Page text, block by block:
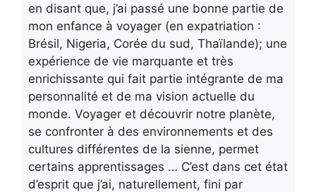
en disant que, j’ai passé une bonne partie de
mon enfance à voyager (en expatriation :
Brésil, Nigeria, Corée du sud, Thaïlande); une
expérience de vie marquante et très
enrichissante qui fait partie intégrante de ma
personnalité et de ma vision actuelle du
monde. Voyager et découvrir notre planète,
se confronter à des environnements et des
cultures différentes de la sienne, permet
certains apprentissages … C’est dans cet état
d’esprit que j’ai, naturellement, fini par